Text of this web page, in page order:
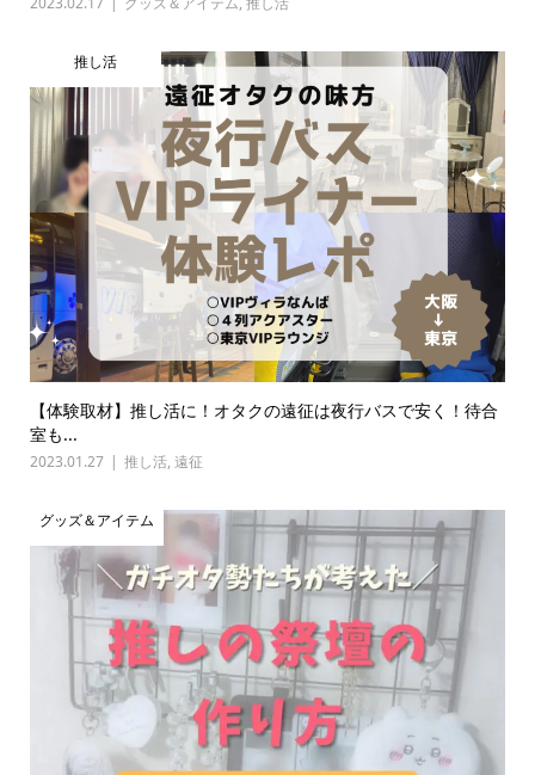
推し活
【体験取材】推し活に！オタクの遠征は夜行バスで安く！待合
室も...
2023.01.27 推し活, 遠征
グッズ＆アイテム